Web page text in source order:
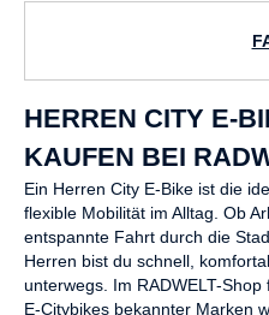
HERREN CITY E-
KAUFEN BEI
Ein Herren City E-Bike ist die
flexible Mobilität im Alltag. Ob
entspannte Fahrt durch die
Herren bist du schnell,
unterwegs. Im RADWELT-
E-Citybikes bekannter Marken